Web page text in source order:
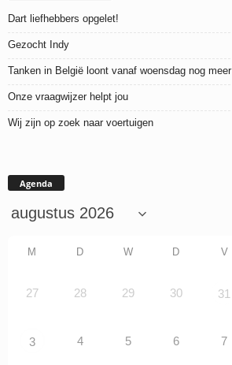
Dart liefhebbers opgelet!
Gezocht Indy
Tanken in België loont vanaf woensdag nog meer
Onze vraagwijzer helpt jou
Wij zijn op zoek naar voertuigen
Agenda
M D W D V
27 28 29 30 31
3 4 5 6 7